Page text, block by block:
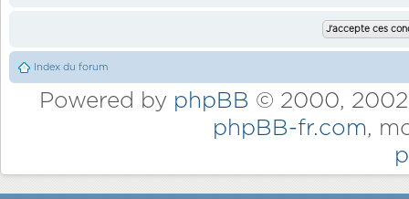
Index du forum
Powered by phpBB © 2000,
phpBB-fr.com,